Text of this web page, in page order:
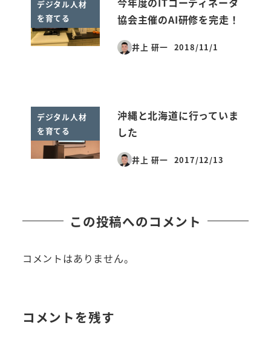
デジタル人材
を育てる
協会主催のAI研修を完走！
井上 研一
投稿日
2018/11/1
デジタル人材
を育てる
沖縄と北海道に行っていま
した
井上 研一
投稿日
2017/12/13
この投稿へのコメント
コメントはありません。
コメントを残す